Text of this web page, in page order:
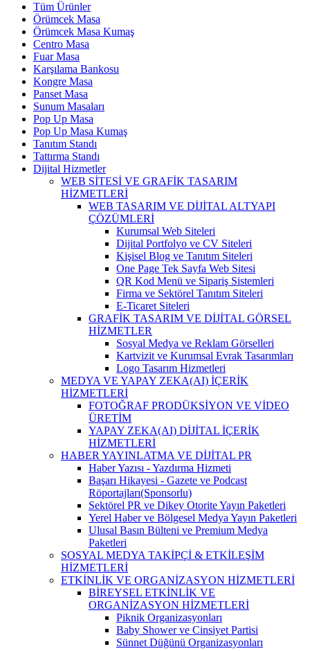
Tüm Ürünler
Örümcek Masa
Örümcek Masa Kumaş
Centro Masa
Fuar Masa
Karşılama Bankosu
Kongre Masa
Panset Masa
Sunum Masaları
Pop Up Masa
Pop Up Masa Kumaş
Tanıtım Standı
Tattırma Standı
Dijital Hizmetler
WEB SİTESİ VE GRAFİK TASARIM
HİZMETLERİ
WEB TASARIM VE DİJİTAL ALTYAPI
ÇÖZÜMLERİ
Kurumsal Web Siteleri
Dijital Portfolyo ve CV Siteleri
Kişisel Blog ve Tanıtım Siteleri
One Page Tek Sayfa Web Sitesi
QR Kod Menü ve Sipariş Sistemleri
Firma ve Sektörel Tanıtım Siteleri
E-Ticaret Siteleri
GRAFİK TASARIM VE DİJİTAL GÖRSEL
HİZMETLER
Sosyal Medya ve Reklam Görselleri
Kartvizit ve Kurumsal Evrak Tasarımları
Logo Tasarım Hizmetleri
MEDYA VE YAPAY ZEKA(AI) İÇERİK
HİZMETLERİ
FOTOĞRAF PRODÜKSİYON VE VİDEO
ÜRETİM
YAPAY ZEKA(AI) DİJİTAL İÇERİK
HİZMETLERİ
HABER YAYINLATMA VE DİJİTAL PR
Haber Yazısı - Yazdırma Hizmeti
Başarı Hikayesi - Gazete ve Podcast
Röportajları(Sponsorlu)
Sektörel PR ve Dikey Otorite Yayın Paketleri
Yerel Haber ve Bölgesel Medya Yayın Paketleri
Ulusal Basın Bülteni ve Premium Medya
Paketleri
SOSYAL MEDYA TAKİPÇİ & ETKİLEŞİM
HİZMETLERİ
ETKİNLİK VE ORGANİZASYON HİZMETLERİ
BİREYSEL ETKİNLİK VE
ORGANİZASYON HİZMETLERİ
Piknik Organizasyonları
Baby Shower ve Cinsiyet Partisi
Sünnet Düğünü Organizasyonları